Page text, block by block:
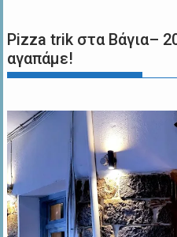
Pizza trik στα Βάγια–
αγαπάμε!